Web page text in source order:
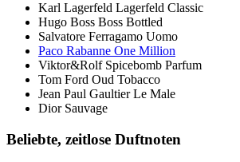
Karl Lagerfeld Lagerfeld Classic
Hugo Boss Boss Bottled
Salvatore Ferragamo Uomo
Paco Rabanne One Million
Viktor&Rolf Spicebomb Parfum
Tom Ford Oud Tobacco
Jean Paul Gaultier Le Male
Dior Sauvage
Beliebte, zeitlose Duftnoten